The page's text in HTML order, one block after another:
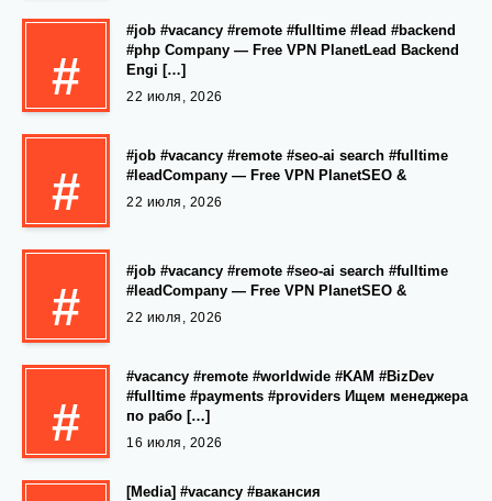
#
#job #vacancy #remote #fulltime #lead #backend
#php Company — Free VPN PlanetLead Backend
Engi […]
22 июля, 2026
#
#job #vacancy #remote #seo-ai search #fulltime
#leadCompany — Free VPN PlanetSEO &
22 июля, 2026
#
#job #vacancy #remote #seo-ai search #fulltime
#leadCompany — Free VPN PlanetSEO &
22 июля, 2026
#
#vacancy #remote #worldwide #KAM #BizDev
#fulltime #payments #providers Ищем менеджера
по рабо […]
16 июля, 2026
[Media] #vacancy #вакансия